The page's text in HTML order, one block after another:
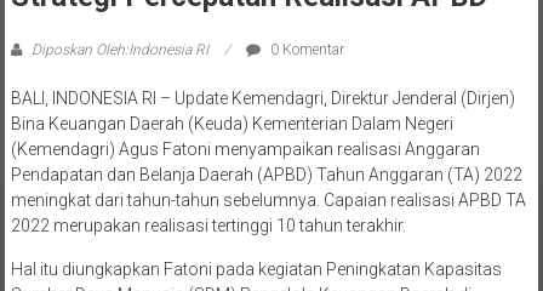
Diposkan Oleh:Indonesia RI 0 Komentar
BALI, INDONESIA RI – Update Kemendagri, Direktur Jenderal (Dirjen)
Bina Keuangan Daerah (Keuda) Kementerian Dalam Negeri
(Kemendagri) Agus Fatoni menyampaikan realisasi Anggaran
Pendapatan dan Belanja Daerah (APBD) Tahun Anggaran (TA) 2022
meningkat dari tahun-tahun sebelumnya. Capaian realisasi APBD TA
2022 merupakan realisasi tertinggi 10 tahun terakhir.
Hal itu diungkapkan Fatoni pada kegiatan Peningkatan Kapasitas